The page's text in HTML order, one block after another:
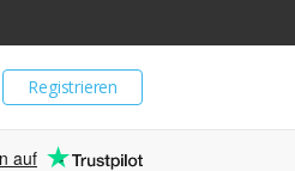
Registrieren
auf